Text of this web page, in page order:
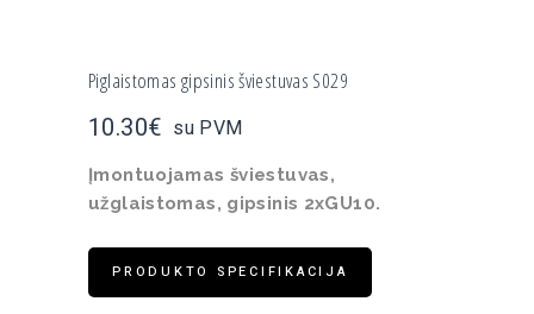
Piglaistomas gipsinis šviestuvas S029
10.30€ su PVM
Įmontuojamas šviestuvas,
užglaistomas, gipsinis 2xGU10.
PRODUKTO SPECIFIKACIJA